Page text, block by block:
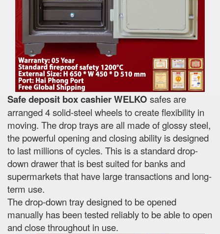
Safe deposit box cashier WELKO safes are
arranged 4 solid-steel wheels to create flexibility in
moving. The drop trays are all made of glossy steel,
the powerful opening and closing ability is designed
to last millions of cycles. This is a standard drop-
down drawer that is best suited for banks and
supermarkets that have large transactions and long-
term use.
The drop-down tray designed to be opened
manually has been tested reliably to be able to open
and close throughout in use.